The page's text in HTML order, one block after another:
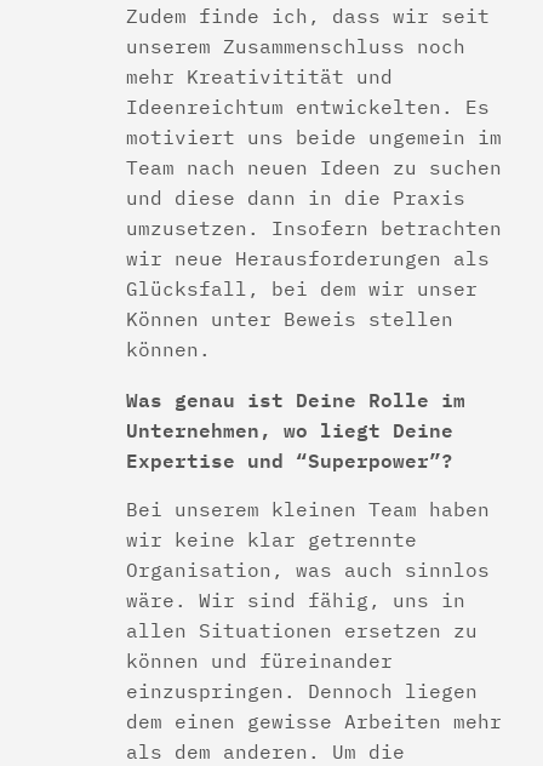
Zudem finde ich, dass wir seit
unserem Zusammenschluss noch
mehr Kreativitität und
Ideenreichtum entwickelten. Es
motiviert uns beide ungemein im
Team nach neuen Ideen zu suchen
und diese dann in die Praxis
umzusetzen. Insofern betrachten
wir neue Herausforderungen als
Glücksfall, bei dem wir unser
Können unter Beweis stellen
können.
Was genau ist Deine Rolle im
Unternehmen, wo liegt Deine
Expertise und “Superpower”?
Bei unserem kleinen Team haben
wir keine klar getrennte
Organisation, was auch sinnlos
wäre. Wir sind fähig, uns in
allen Situationen ersetzen zu
können und füreinander
einzuspringen. Dennoch liegen
dem einen gewisse Arbeiten mehr
als dem anderen. Um die